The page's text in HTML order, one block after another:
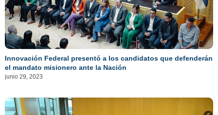
Innovación Federal presentó a los candidatos que defenderán
el mandato misionero ante la Nación
junio 29, 2023